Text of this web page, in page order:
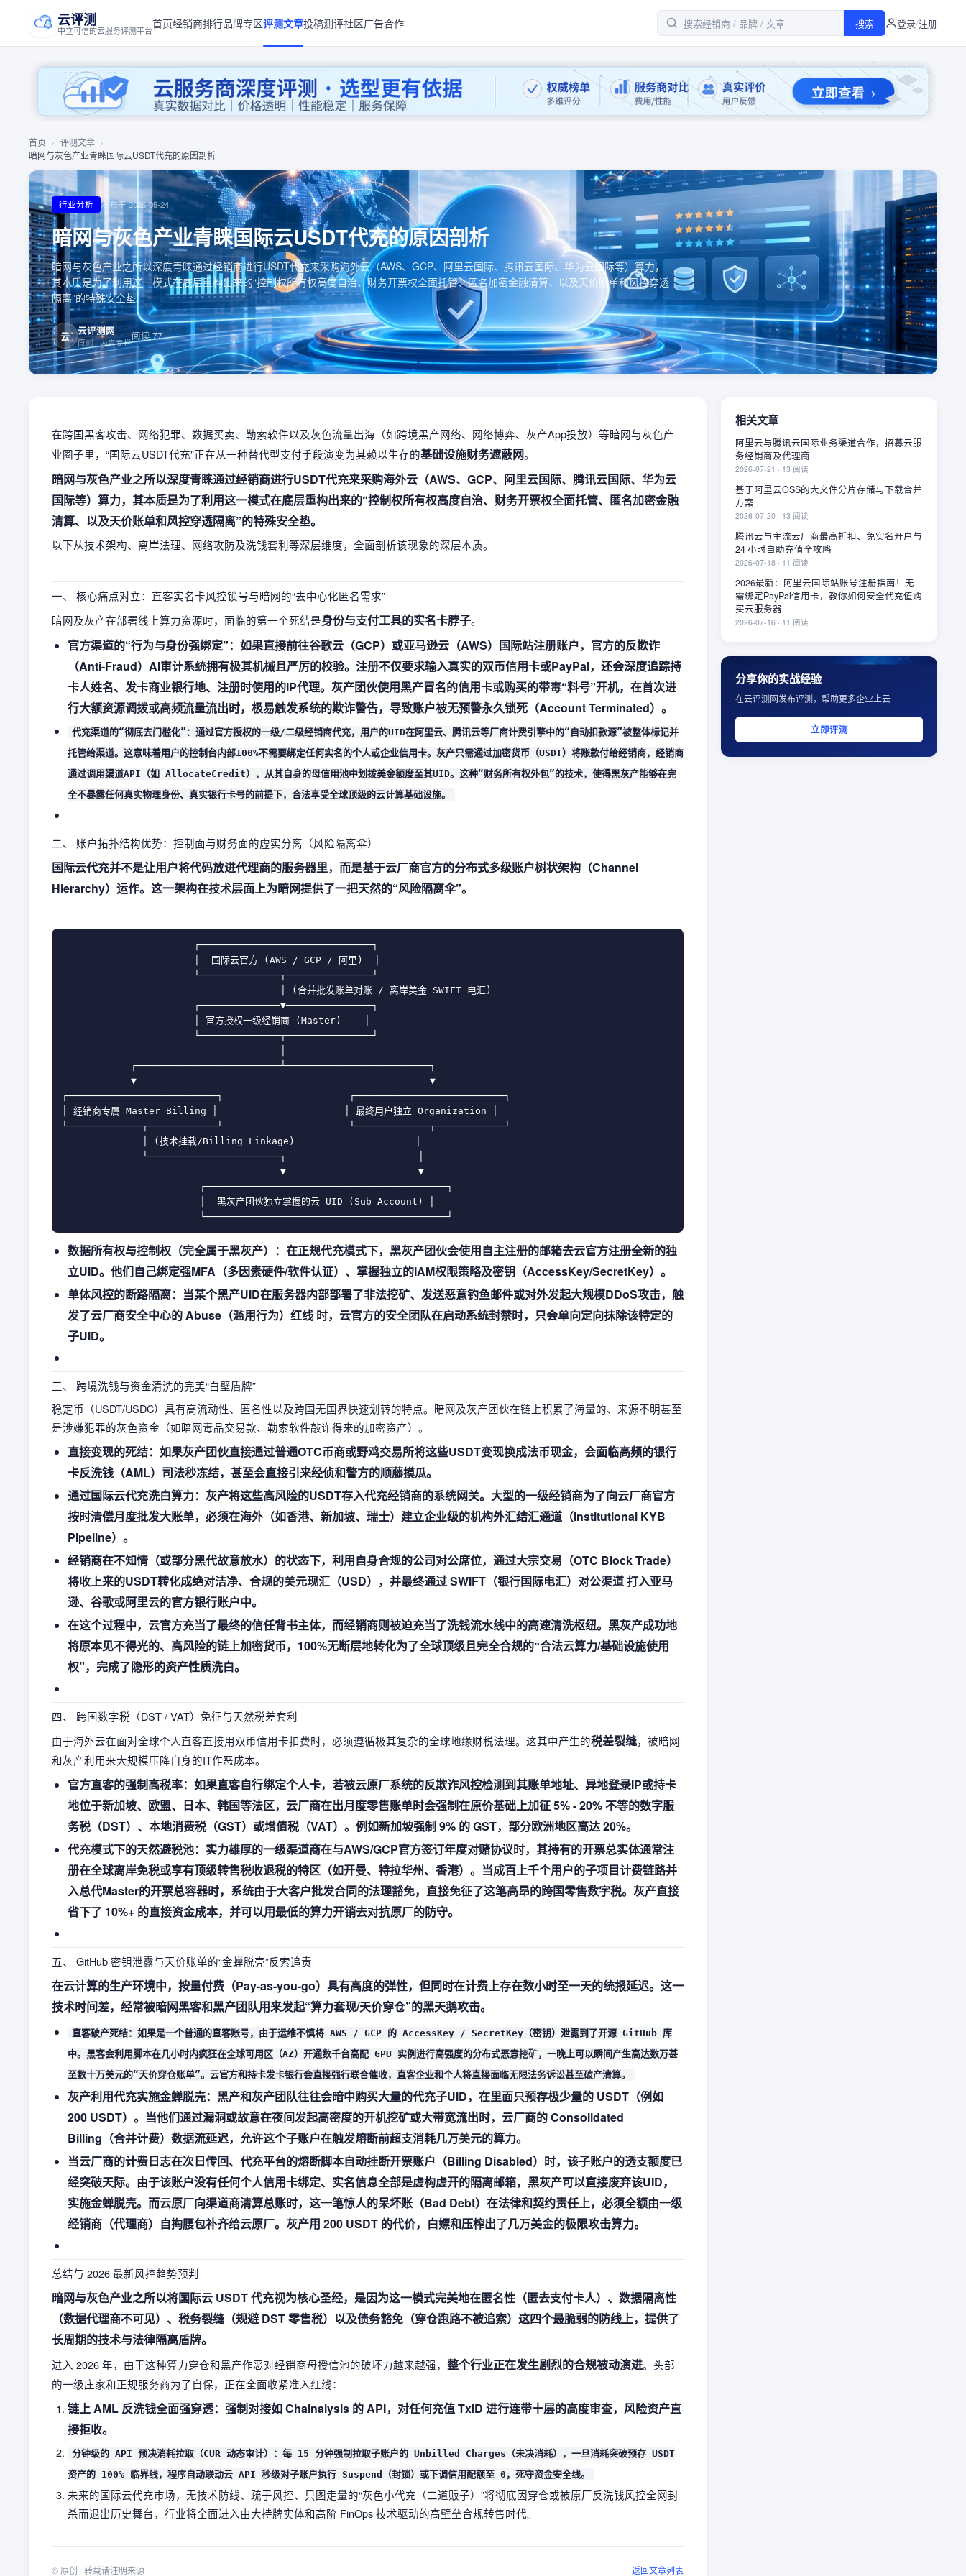
云评测
中立可信的云服务评测平台首页经销商排行品牌专区评测文章投稿测评社区广告合作 搜索 登录/注册
首页 › 评测文章 ›
暗网与灰色产业青睐国际云USDT代充的原因剖析
行业分析 发布于2026-05-24
暗网与灰色产业青睐国际云USDT代充的原因剖析
暗网与灰色产业之所以深度青睐通过经销商进行USDT代充来采购海外云（AWS、GCP、阿里云国际、腾讯云国际、华为云国际等）算力，
其本质是为了利用这一模式在底层重构出来的“控制权所有权高度自治、财务开票权全面托管、匿名加密金融清算、以及天价账单和风控穿透
隔离”的特殊安全垫。
云 云评测网
原创· 内容专栏阅读77
在跨国黑客攻击、网络犯罪、数据买卖、勒索软件以及灰色流量出海（如跨境黑产网络、网络博弈、灰产App投放）等暗网与灰色产
业圈子里，“国际云USDT代充”正在从一种替代型支付手段演变为其赖以生存的基础设施财务遮蔽网。
暗网与灰色产业之所以深度青睐通过经销商进行USDT代充来采购海外云（AWS、GCP、阿里云国际、腾讯云国际、华为云
国际等）算力，其本质是为了利用这一模式在底层重构出来的“控制权所有权高度自治、财务开票权全面托管、匿名加密金融
清算、以及天价账单和风控穿透隔离”的特殊安全垫。
以下从技术架构、离岸法理、网络攻防及洗钱套利等深层维度，全面剖析该现象的深层本质。
一、 核心痛点对立：直客实名卡风控锁号与暗网的“去中心化匿名需求”
暗网及灰产在部署线上算力资源时，面临的第一个死结是身份与支付工具的实名卡脖子。
官方渠道的“行为与身份强绑定”：如果直接前往谷歌云（GCP）或亚马逊云（AWS）国际站注册账户，官方的反欺诈
（Anti-Fraud）AI审计系统拥有极其机械且严厉的校验。注册不仅要求输入真实的双币信用卡或PayPal，还会深度追踪持
卡人姓名、发卡商业银行地、注册时使用的IP代理。灰产团伙使用黑产冒名的信用卡或购买的带毒“料号”开机，在首次进
行大额资源调拨或高频流量流出时，极易触发系统的欺诈警告，导致账户被无预警永久锁死（Account Terminated）。
代充渠道的“彻底去门槛化”：通过官方授权的一级/二级经销商代充，用户的UID在阿里云、腾讯云等厂商计费引擎中的“自动扣款源”被整体标记并
托管给渠道。这意味着用户的控制台内部100%不需要绑定任何实名的个人或企业信用卡。灰产只需通过加密货币（USDT）将账款付给经销商，经销商
通过调用渠道API（如 AllocateCredit），从其自身的母信用池中划拨美金额度至其UID。这种“财务所有权外包”的技术，使得黑灰产能够在完
全不暴露任何真实物理身份、真实银行卡号的前提下，合法享受全球顶级的云计算基础设施。
二、 账户拓扑结构优势：控制面与财务面的虚实分离（风险隔离伞）
国际云代充并不是让用户将代码放进代理商的服务器里，而是基于云厂商官方的分布式多级账户树状架构（Channel
Hierarchy）运作。这一架构在技术层面上为暗网提供了一把天然的“风险隔离伞”。
                       ┌──────────────────────────────┐
                       │  国际云官方 (AWS / GCP / 阿里)  │
                       └──────────────┬───────────────┘
                                      │ (合并批发账单对账 / 离岸美金 SWIFT 电汇)
                       ┌──────────────▼───────────────┐
                       │ 官方授权一级经销商 (Master)    │
                       └──────────────┬───────────────┘
            ┌─────────────────────────┴─────────────────────────┐
            ▼                                                   ▼
┌──────────────────────────┐                      ┌──────────────────────────┐
│ 经销商专属 Master Billing │                      │ 最终用户独立 Organization │
└─────────────┬────────────┘                      └─────────────┬────────────┘
              │ (技术挂载/Billing Linkage)                     │
              └───────────────────────┐                       │
                                      ▼                       ▼
                        ┌──────────────────────────────────────────┐
                        │  黑灰产团伙独立掌握的云 UID (Sub-Account) │
数据所有权与控制权（完全属于黑灰产）：在正规代充模式下，黑灰产团伙会使用自主注册的邮箱去云官方注册全新的独
立UID。他们自己绑定强MFA（多因素硬件/软件认证）、掌握独立的IAM权限策略及密钥（AccessKey/SecretKey）。
单体风控的断路隔离：当某个黑产UID在服务器内部部署了非法挖矿、发送恶意钓鱼邮件或对外发起大规模DDoS攻击，触
发了云厂商安全中心的 Abuse（滥用行为）红线 时，云官方的安全团队在启动系统封禁时，只会单向定向抹除该特定的
子UID。
三、 跨境洗钱与资金清洗的完美“白壁盾牌”
稳定币（USDT/USDC）具有高流动性、匿名性以及跨国无国界快速划转的特点。暗网及灰产团伙在链上积累了海量的、来源不明甚至
是涉嫌犯罪的灰色资金（如暗网毒品交易款、勒索软件敲诈得来的加密资产）。
直接变现的死结：如果灰产团伙直接通过普通OTC币商或野鸡交易所将这些USDT变现换成法币现金，会面临高频的银行
卡反洗钱（AML）司法秒冻结，甚至会直接引来经侦和警方的顺藤摸瓜。
通过国际云代充洗白算力：灰产将这些高风险的USDT存入代充经销商的系统网关。大型的一级经销商为了向云厂商官方
按时清偿月度批发大账单，必须在海外（如香港、新加坡、瑞士）建立企业级的机构外汇结汇通道（Institutional KYB
Pipeline）。
经销商在不知情（或部分黑代故意放水）的状态下，利用自身合规的公司对公席位，通过大宗交易（OTC Block Trade）
将收上来的USDT转化成绝对洁净、合规的美元现汇（USD），并最终通过 SWIFT（银行国际电汇）对公渠道 打入亚马
逊、谷歌或阿里云的官方银行账户中。
在这个过程中，云官方充当了最终的信任背书主体，而经销商则被迫充当了洗钱流水线中的高速清洗枢纽。黑灰产成功地
将原本见不得光的、高风险的链上加密货币，100%无断层地转化为了全球顶级且完全合规的“合法云算力/基础设施使用
权”，完成了隐形的资产性质洗白。
四、 跨国数字税（DST / VAT）免征与天然税差套利
由于海外云在面对全球个人直客直接用双币信用卡扣费时，必须遵循极其复杂的全球地缘财税法理。这其中产生的税差裂缝，被暗网
和灰产利用来大规模压降自身的IT作恶成本。
官方直客的强制高税率：如果直客自行绑定个人卡，若被云原厂系统的反欺诈风控检测到其账单地址、异地登录IP或持卡
地位于新加坡、欧盟、日本、韩国等法区，云厂商在出月度零售账单时会强制在原价基础上加征 5% - 20% 不等的数字服
务税（DST）、本地消费税（GST）或增值税（VAT）。例如新加坡强制 9% 的 GST，部分欧洲地区高达 20%。
代充模式下的天然避税池：实力雄厚的一级渠道商在与AWS/GCP官方签订年度对赌协议时，其持有的开票总实体通常注
册在全球离岸免税或享有顶级转售税收退税的特区（如开曼、特拉华州、香港）。当成百上千个用户的子项目计费链路并
入总代Master的开票总容器时，系统由于大客户批发合同的法理豁免，直接免征了这笔高昂的跨国零售数字税。灰产直接
省下了 10%+ 的直接资金成本，并可以用最低的算力开销去对抗原厂的防守。
五、 GitHub 密钥泄露与天价账单的“金蝉脱壳”反索追责
在云计算的生产环境中，按量付费（Pay-as-you-go）具有高度的弹性，但同时在计费上存在数小时至一天的统报延迟。这一
技术时间差，经常被暗网黑客和黑产团队用来发起“算力套现/天价穿仓”的黑天鹅攻击。
直客破产死结：如果是一个普通的直客账号，由于运维不慎将 AWS / GCP 的 AccessKey / SecretKey（密钥）泄露到了开源 GitHub 库
中。黑客会利用脚本在几小时内疯狂在全球可用区（AZ）开通数千台高配 GPU 实例进行高强度的分布式恶意挖矿，一晚上可以瞬间产生高达数万甚
至数十万美元的“天价穿仓账单”。云官方和持卡发卡银行会直接强行联合催收，直客企业和个人将直接面临无限法务诉讼甚至破产清算。
灰产利用代充实施金蝉脱壳：黑产和灰产团队往往会暗中购买大量的代充子UID，在里面只预存极少量的 USDT（例如
200 USDT）。当他们通过漏洞或故意在夜间发起高密度的开机挖矿或大带宽流出时，云厂商的 Consolidated
Billing（合并计费）数据流延迟，允许这个子账户在触发熔断前超支消耗几万美元的算力。
当云厂商的计费日志在次日传回、代充平台的熔断脚本自动挂断开票账户（Billing Disabled）时，该子账户的透支额度已
经突破天际。由于该账户没有任何个人信用卡绑定、实名信息全部是虚构虚开的隔离邮箱，黑灰产可以直接废弃该UID，
实施金蝉脱壳。而云原厂向渠道商清算总账时，这一笔惊人的呆坏账（Bad Debt）在法律和契约责任上，必须全额由一级
经销商（代理商）自掏腰包补齐给云原厂。灰产用 200 USDT 的代价，白嫖和压榨出了几万美金的极限攻击算力。
总结与 2026 最新风控趋势预判
暗网与灰色产业之所以将国际云 USDT 代充视为核心圣经，是因为这一模式完美地在匿名性（匿去支付卡人）、数据隔离性
（数据代理商不可见）、税务裂缝（规避 DST 零售税）以及债务豁免（穿仓跑路不被追索）这四个最脆弱的防线上，提供了
长周期的技术与法律隔离盾牌。
进入 2026 年，由于这种算力穿仓和黑产作恶对经销商母授信池的破坏力越来越强， 整个行业正在发生剧烈的合规被动演进。头部
的一级庄家和正规服务商为了自保，正在全面收紧准入红线：
链上 AML 反洗钱全面强穿透：强制对接如 Chainalysis 的 API，对任何充值 TxID 进行连带十层的高度审查，风险资产直
接拒收。
分钟级的 API 预决消耗拉取（CUR 动态审计）：每 15 分钟强制拉取子账户的 Unbilled Charges（未决消耗），一旦消耗突破预存 USDT
资产的 100% 临界线，程序自动联动云 API 秒级对子账户执行 Suspend（封锁）或下调信用配额至 0，死守资金安全线。
未来的国际云代充市场，无技术防线、疏于风控、只图走量的“灰色小代充（二道贩子）”将彻底因穿仓或被原厂反洗钱风控全网封
杀而退出历史舞台，行业将全面进入由大持牌实体和高阶 FinOps 技术驱动的高壁垒合规转售时代。
© 原创 · 转载请注明来源 返回文章列表
相关文章
阿里云与腾讯云国际业务渠道合作，招募云服
务经销商及代理商
2026-07-21 · 13 阅读
基于阿里云OSS的大文件分片存储与下载合并
方案
2026-07-20 · 13 阅读
腾讯云与主流云厂商最高折扣、免实名开户与
24 小时自助充值全攻略
2026-07-18 · 11 阅读
2026最新：阿里云国际站账号注册指南！无
需绑定PayPal信用卡，教你如何安全代充值购
买云服务器
2026-07-16 · 11 阅读
分享你的实战经验
在云评测网发布评测，帮助更多企业上云
立即评测